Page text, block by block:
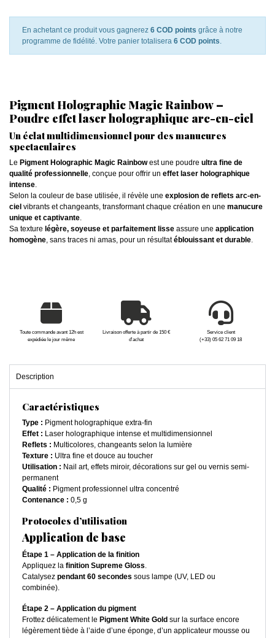
En achetant ce produit vous gagnerez 6 COD points grâce à notre
programme de fidélité. Votre panier totalisera 6 COD points.
Pigment Holographic Magic Rainbow –
Poudre effet laser holographique arc-en-ciel
Un éclat multidimensionnel pour des manucures
spectaculaires
Le Pigment Holographic Magic Rainbowest une poudre ultra fine de
qualité professionnelle, conçue pour offrir un effet laser holographique
intense.
Selon la couleur de base utilisée, il révèle une explosion de reflets arc-en-
ciel vibrants et changeants, transformant chaque création en une manucure
unique et captivante.
Sa texture légère, soyeuse et parfaitement lisse assure une application
homogène, sans traces ni amas, pour un résultatéblouissant et durable.
Toute commande avant 12h est
expédiée le jour même
Livraison offerte à partir de 150 €
d'achat
Service client
(+33) 05 62 71 09 18
Description
Caractéristiques
Type : Pigment holographique extra-fin
Effet : Laser holographique intense et multidimensionnel
Reflets : Multicolores, changeants selon la lumière
Texture : Ultra fine et douce au toucher
Utilisation : Nail art, effets miroir, décorations sur gel ou vernis semi-
permanent
Qualité : Pigment professionnel ultra concentré
Contenance : 0,5 g
Protocoles d’utilisation
Application de base
Étape 1 – Application de la finition
Appliquez la finition Supreme Gloss.
Catalysez pendant 60 secondes sous lampe (UV, LED ou
combinée).
Étape 2 – Application du pigment
Frottez délicatement le Pigment White Gold sur la surface encore
légèrement tiède à l’aide d’une éponge, d’un applicateur mousse ou